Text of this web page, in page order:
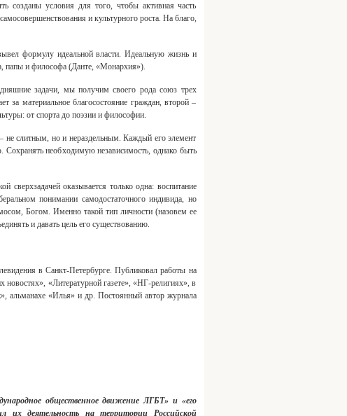
созданы условия для того, чтобы активная часть
и культурного роста. На благо,
формулу идеальной власти. Идеальную жизнь и
папы и философа (Данте, «Монархия»).
задачи, мы получим своего рода союз трех
за материальное благосостояние граждан, второй –
от спорта до поэзии и философии.
не слитным, но и нераздельным. Каждый его элемент
Сохранять необходимую независимость, однако быть
сверхзадачей оказывается только одна: воспитание
понимании самодостаточного индивида, но
Богом. Именно такой тип личности (назовем ее
и давать цель его существованию.
в Санкт-Петербурге. Публиковал работы на
«Литературной газете», «НГ-религиях», в
альманахе «Илья» и др. Постоянный автор журнала
общественное движение ЛГБТ» и «его
их деятельность на территории Российской